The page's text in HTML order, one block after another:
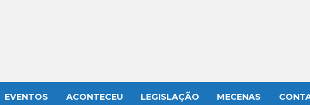
EVENTOS ACONTECEU LEGISLAÇÃO MECENAS